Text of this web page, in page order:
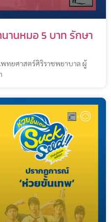
านหมอ 5 บาท รักษา
พทยศาสตร์ศิริราชพยาบาล ผู้